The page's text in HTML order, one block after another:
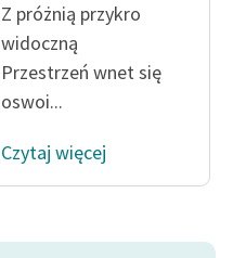
Z próżnią przykro
widoczną
Przestrzeń wnet się
oswoi...
Czytaj więcej